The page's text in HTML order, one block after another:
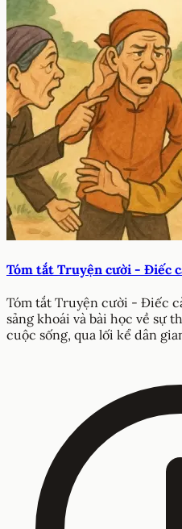
Tóm tắt Truyện cười - Điếc
Tóm tắt Truyện cười - Điếc
sảng khoái và bài học về sự
cuộc sống, qua lối kể dân